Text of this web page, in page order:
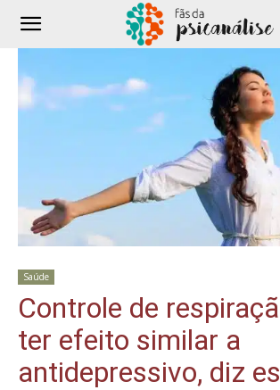
Saúde
Controle de
ter efeito similar a
antidepressivo, diz